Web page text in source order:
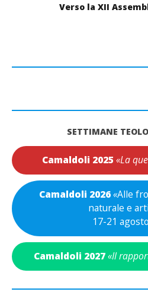
Verso la XII
SETTIMANE
Camaldoli 2025 «La
Camaldoli 2026«Alle
naturale e
17-21
Camaldoli 2027 «Il